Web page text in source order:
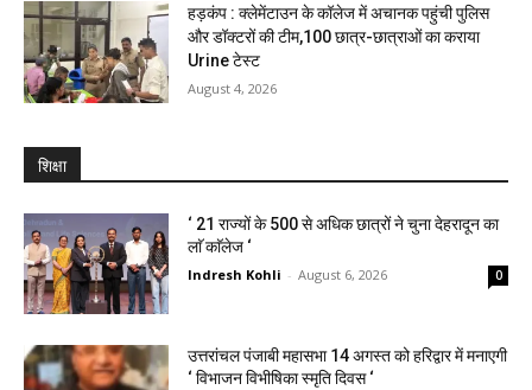
हड़कंप : क्लेमेंटाउन के कॉलेज में अचानक पहुंची पुलिस
और डॉक्टरों की टीम,100 छात्र-छात्राओं का कराया
Urine टेस्ट
August 4, 2026
शिक्षा
‘ 21 राज्यों के 500 से अधिक छात्रों ने चुना देहरादून का
लाॅ काॅलेज ‘
Indresh Kohli - August 6, 2026 0
उत्तरांचल पंजाबी महासभा 14 अगस्त को हरिद्वार में मनाएगी
‘ विभाजन विभीषिका स्मृति दिवस ‘